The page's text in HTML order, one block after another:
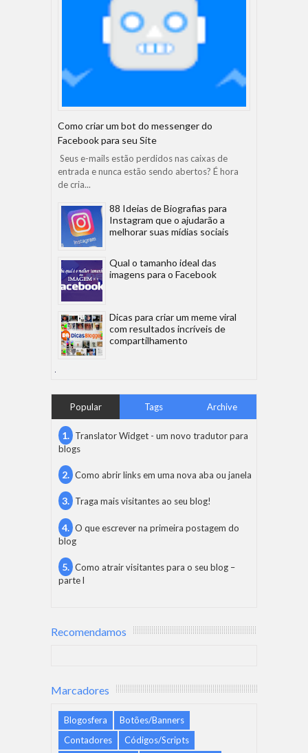
Como criar um bot do messenger do
Facebook para seu Site
Seus e-mails estão perdidos nas caixas de
entrada e nunca estão sendo abertos? É hora
de cria...
88 Ideias de Biografias para
Instagram que o ajudarão a
melhorar suas mídias sociais
Qual o tamanho ideal das
imagens para o Facebook
Dicas para criar um meme viral
com resultados incríveis de
compartilhamento
Popular Tags Archive
Translator Widget - um novo tradutor para
blogs
Como abrir links em uma nova aba ou janela
Traga mais visitantes ao seu blog!
O que escrever na primeira postagem do
blog
Como atrair visitantes para o seu blog –
parte l
Recomendamos
Marcadores
Blogosfera
Botões/Banners
Contadores
Códigos/Scripts